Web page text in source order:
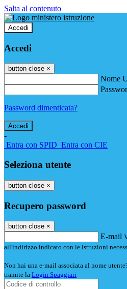
Salta al contenuto
Accedi
Accedi
button close ×
Nome
Password dimenticata?
-
Entra con SPID Entra con CIE
Seleziona utente
button close ×
Recupero password
button close ×
E-mail
all'indirizzo indicato con le istruzioni
Non hai una e-mail associata al nome
tramite la Login Spaggiari